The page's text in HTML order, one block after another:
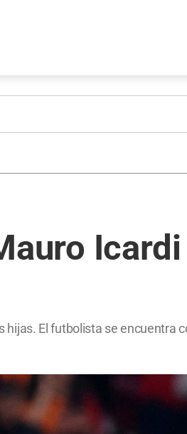
El futbolista se encuentra